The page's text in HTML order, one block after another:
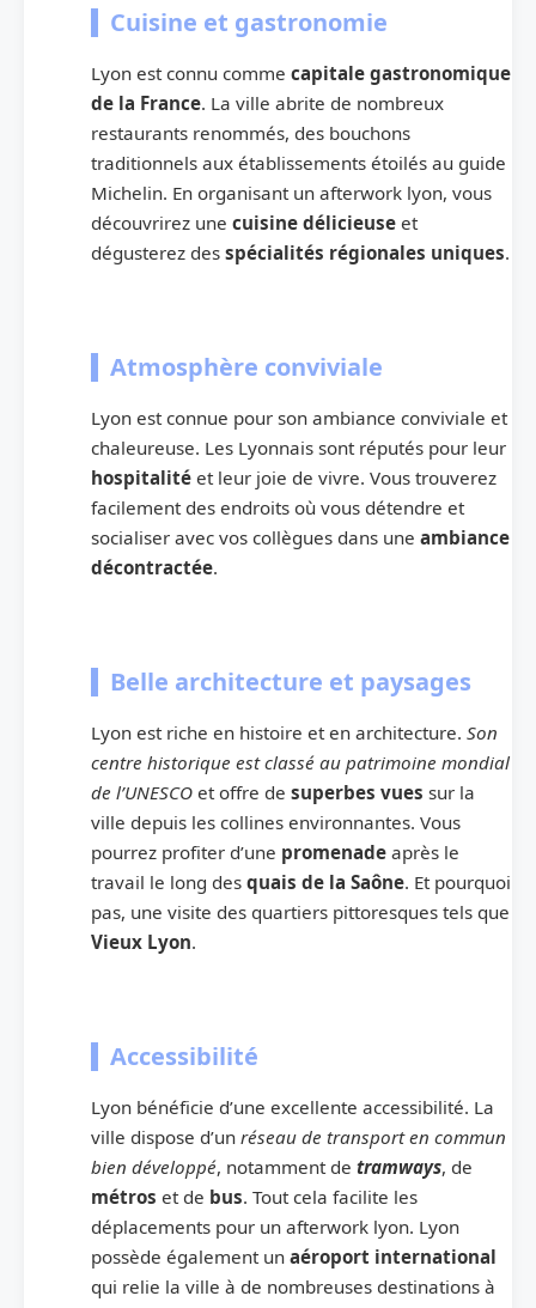
Cuisine et gastronomie
Lyon est connu comme capitale gastronomique
de la France. La ville abrite de nombreux
restaurants renommés, des bouchons
traditionnels aux établissements étoilés au guide
Michelin. En organisant un afterwork lyon, vous
découvrirez une cuisine délicieuse et
dégusterez des spécialités régionales uniques.
Atmosphère conviviale
Lyon est connue pour son ambiance conviviale et
chaleureuse. Les Lyonnais sont réputés pour leur
hospitalité et leur joie de vivre. Vous trouverez
facilement des endroits où vous détendre et
socialiser avec vos collègues dans une ambiance
décontractée.
Belle architecture et paysages
Lyon est riche en histoire et en architecture. Son
centre historique est classé au patrimoine mondial
de l’UNESCO et offre de superbes vues sur la
ville depuis les collines environnantes. Vous
pourrez profiter d’une promenade après le
travail le long des quais de la Saône. Et pourquoi
pas, une visite des quartiers pittoresques tels que
Vieux Lyon.
Accessibilité
Lyon bénéficie d’une excellente accessibilité. La
ville dispose d’un réseau de transport en commun
bien développé, notamment de tramways, de
métros et de bus. Tout cela facilite les
déplacements pour un afterwork lyon. Lyon
possède également un aéroport international
qui relie la ville à de nombreuses destinations à